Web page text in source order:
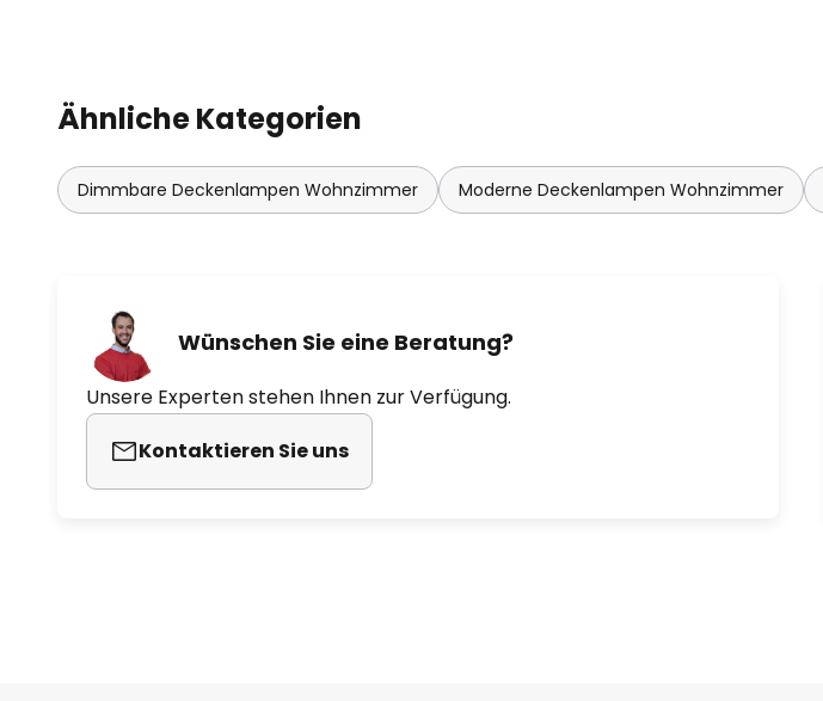
Ähnliche Kategorien
Dimmbare Deckenlampen Wohnzimmer Moderne Deckenlampen Wohnzimmer
Wünschen Sie eine Beratung?
Unsere Experten stehen Ihnen zur Verfügung.
Kontaktieren Sie uns